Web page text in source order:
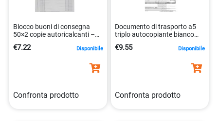
Blocco buoni di consegna
50×2 copie autoricalcanti –
€7.22 Disponibile
Confronta prodotto
Documento di trasporto a5
triplo autocopiante bianco
€9.55 Disponibile
Confronta prodotto